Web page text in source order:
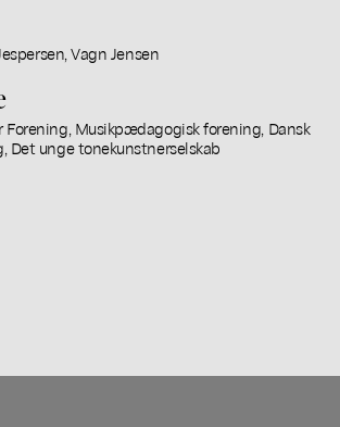
Vagn Jensen
Forening, Musikpædagogisk forening, Dansk
Det unge tonekunstnerselskab